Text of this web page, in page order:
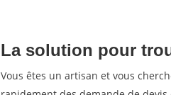
La solution pour
Vous êtes un artisan et vous